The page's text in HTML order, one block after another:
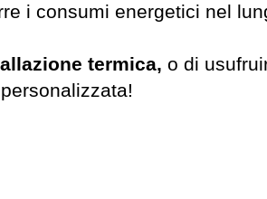
i consumi energetici nel
termica, o di